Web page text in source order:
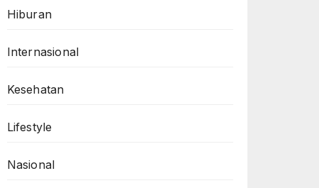
Hiburan
Internasional
Kesehatan
Lifestyle
Nasional